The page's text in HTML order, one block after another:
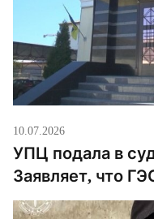
10.07.2026
УПЦ подала в
Заявляет, что